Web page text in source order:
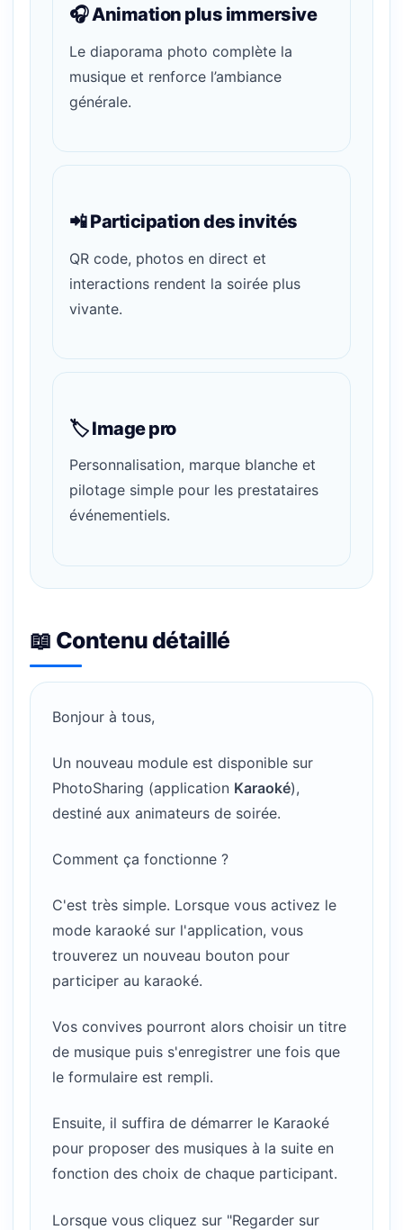
🎧 Animation plus immersive
Le diaporama photo complète la
musique et renforce l’ambiance
générale.
📲 Participation des invités
QR code, photos en direct et
interactions rendent la soirée plus
vivante.
🏷️ Image pro
Personnalisation, marque blanche et
pilotage simple pour les prestataires
événementiels.
📖 Contenu détaillé
Bonjour à tous,
Un nouveau module est disponible sur
PhotoSharing (application Karaoké),
destiné aux animateurs de soirée.
Comment ça fonctionne ?
C'est très simple. Lorsque vous activez le
mode karaoké sur l'application, vous
trouverez un nouveau bouton pour
participer au karaoké.
Vos convives pourront alors choisir un titre
de musique puis s'enregistrer une fois que
le formulaire est rempli.
Ensuite, il suffira de démarrer le Karaoké
pour proposer des musiques à la suite en
fonction des choix de chaque participant.
Lorsque vous cliquez sur "Regarder sur